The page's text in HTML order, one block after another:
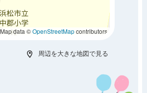
Map data ©OpenStreetMapcontributors
周辺を大きな地図で見る